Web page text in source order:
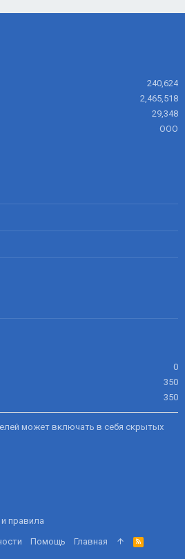
240,624
2,465,518
29,348
ООО
0
350
350
может включать в себя скрытых
правила
Помощь Главная
R
S